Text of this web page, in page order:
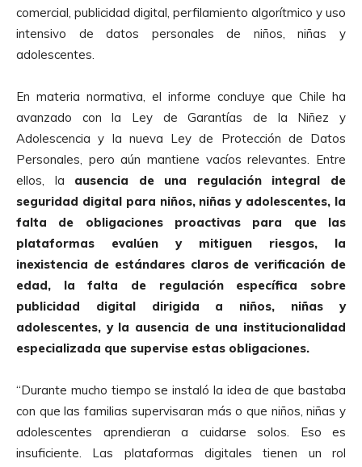
comercial, publicidad digital, perfilamiento algorítmico y uso
intensivo de datos personales de niños, niñas y
adolescentes.
En materia normativa, el informe concluye que Chile ha
avanzado con la Ley de Garantías de la Niñez y
Adolescencia y la nueva Ley de Protección de Datos
Personales, pero aún mantiene vacíos relevantes. Entre
ellos, la ausencia de una regulación integral de
seguridad digital para niños, niñas y adolescentes, la
falta de obligaciones proactivas para que las
plataformas evalúen y mitiguen riesgos, la
inexistencia de estándares claros de verificación de
edad, la falta de regulación específica sobre
publicidad digital dirigida a niños, niñas y
adolescentes, y la ausencia de una institucionalidad
especializada que supervise estas obligaciones.
“Durante mucho tiempo se instaló la idea de que bastaba
con que las familias supervisaran más o que niños, niñas y
adolescentes aprendieran a cuidarse solos. Eso es
insuficiente. Las plataformas digitales tienen un rol